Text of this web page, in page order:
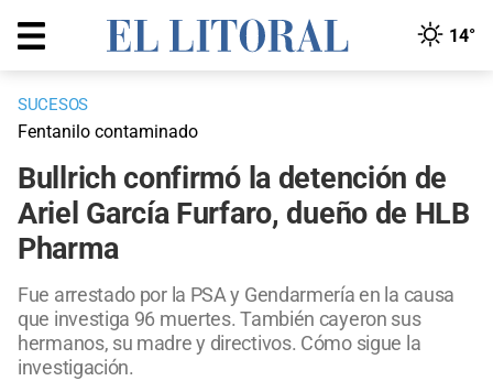
14°
SUCESOS
Fentanilo contaminado
Bullrich confirmó la detención de
Ariel García Furfaro, dueño de HLB
Pharma
Fue arrestado por la PSA y Gendarmería en la causa
que investiga 96 muertes. También cayeron sus
hermanos, su madre y directivos. Cómo sigue la
investigación.